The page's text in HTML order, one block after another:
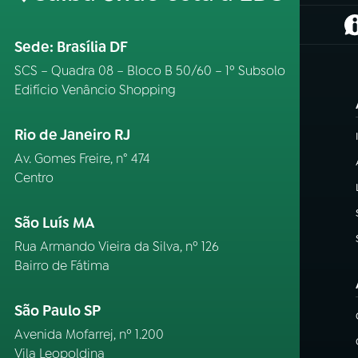
Sede: Brasília DF
SCS – Quadra 08 – Bloco B 50/60 – 1º Subsolo
Edifício Venâncio Shopping
Rio de Janeiro RJ
Av. Gomes Freire, n° 474
Centro
São Luís MA
Rua Armando Vieira da Silva, nº 126
Bairro de Fátima
São Paulo SP
Avenida Mofarrej, nº 1.200
Vila Leopoldina